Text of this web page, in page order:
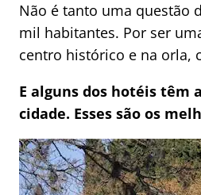
Não é tanto uma questão
mil habitantes. Por ser
centro histórico e na orla,
E alguns dos hotéis têm
cidade. Esses são os